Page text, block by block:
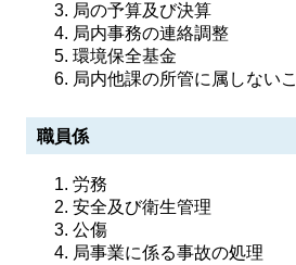
局の予算及び決算
局内事務の連絡調整
環境保全基金
局内他課の所管に属しない
職員係
労務
安全及び衛生管理
公傷
局事業に係る事故の処理